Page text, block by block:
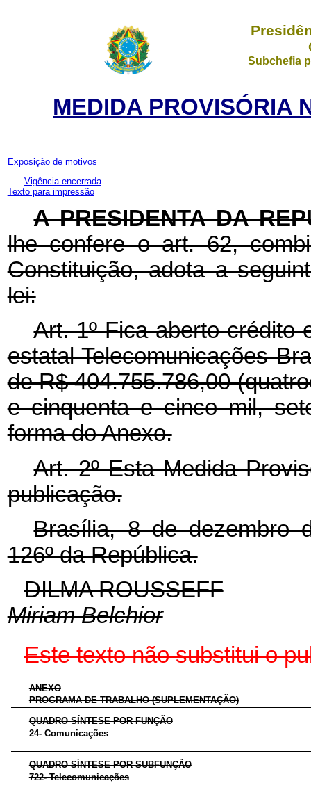
Subchefia
MEDIDA PROVISÓRIA
Exposição de motivos
Vigência encerrada
Texto para impressão
APRESIDENTA DA
lhe confere o art. 62,
Constituição, adota a
lei:
Art. 1º Fica aberto crédito
estatal Telecomunicações
de R$ 404.755.786,00
e cinquenta e cinco mil,
forma do Anexo.
Art. 2º Esta Medida
publicação.
Brasília, 8 de dezembro
126º da República.
DILMA ROUSSEFF
Miriam Belchior
Este texto não substitui o
ANEXO
PROGRAMA DE TRABALHO (SUPLEMENTAÇÃO)
QUADRO SÍNTESE POR FUNÇÃO
24- Comunicações
QUADRO SÍNTESE POR SUBFUNÇÃO
722- Telecomunicações